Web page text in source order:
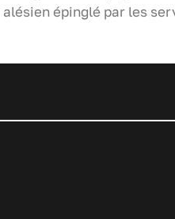
épinglé par les